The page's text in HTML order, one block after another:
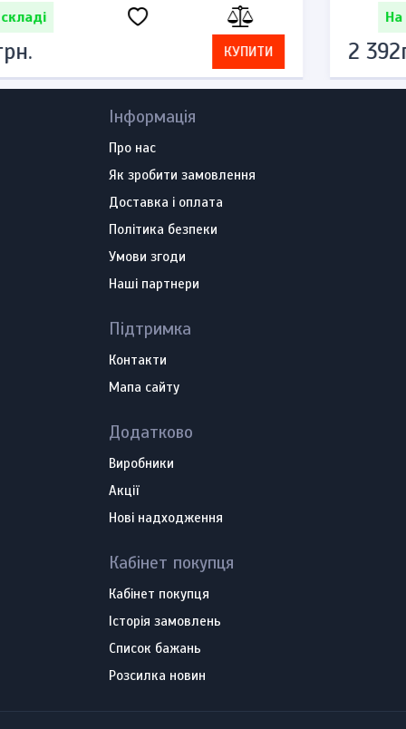
На складі
КУПИТИ
Інформація
Про нас
Як зробити замовлення
Доставка і оплата
Політика безпеки
Умови згоди
Наші партнери
Підтримка
Контакти
Мапа сайту
Додатково
Виробники
Акції
Нові надходження
Кабінет покупця
Кабінет покупця
Історія замовлень
Список бажань
Розсилка новин